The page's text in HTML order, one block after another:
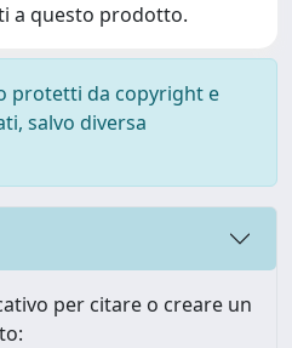
a questo prodotto.
protetti da copyright e
salvo diversa
per citare o creare un